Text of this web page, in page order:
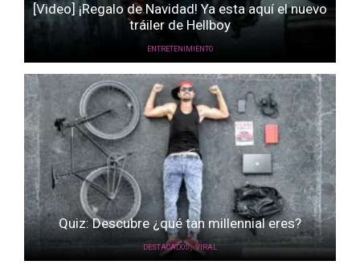
[Video] ¡Regalo de Navidad! Ya esta aquí el nuevo
tráiler de Hellboy
ENTRETENIMIENTO
Quiz: Descubre ¿qué tan millennial eres?
DESTACADOS,VIRAL